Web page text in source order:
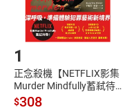
Step1.選擇閱
1
正念殺機【NETFLIX影集
Murder Mindfully蓄弒待
發】【電子書】
$308